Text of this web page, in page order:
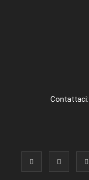
Contattaci: